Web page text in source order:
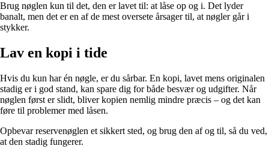
Brug nøglen kun til det, den er lavet til: at låse op og i. Det lyder
banalt, men det er en af de mest oversete årsager til, at nøgler går i
stykker.
Lav en kopi i tide
Hvis du kun har én nøgle, er du sårbar. En kopi, lavet mens originalen
stadig er i god stand, kan spare dig for både besvær og udgifter. Når
nøglen først er slidt, bliver kopien nemlig mindre præcis – og det kan
føre til problemer med låsen.
Opbevar reservenøglen et sikkert sted, og brug den af og til, så du ved,
at den stadig fungerer.